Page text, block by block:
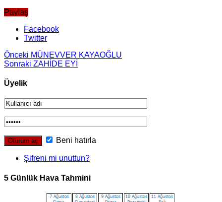
Paylaş
Facebook
Twitter
Önceki MÜNEVVER KAYAOĞLU
Sonraki ZAHİDE EYİ
Üyelik
Beni hatırla
Şifreni mi unuttun?
5 Günlük Hava Tahmini